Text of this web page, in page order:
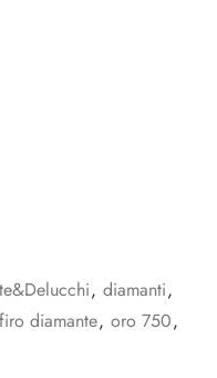
, diamanti,
diamante, oro 750,